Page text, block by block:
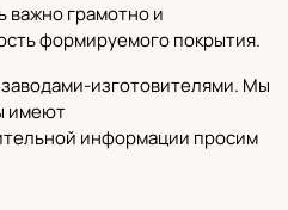
важно грамотно и
формируемого покрытия.
заводами-изготовителями. Мы
имеют
информации просим